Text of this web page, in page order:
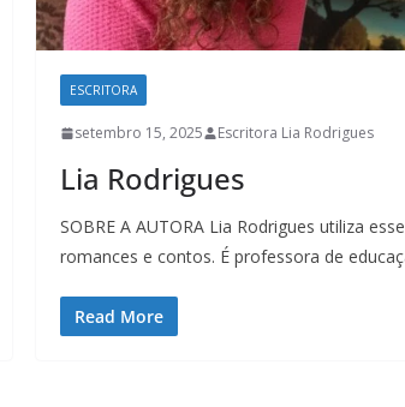
ESCRITORA
setembro 15, 2025 Escritora Lia Rodrigues
Lia Rodrigues
SOBRE A AUTORA Lia Rodrigues utiliza
romances e contos. É professora de
Read More